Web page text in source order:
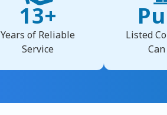
13+
Years of Reliable
Service
Listed